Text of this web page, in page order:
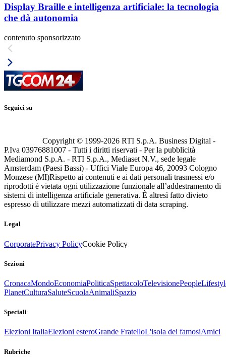
Display Braille e intelligenza artificiale: la tecnologia
che dà autonomia
contenuto sponsorizzato
Seguici su
Copyright © 1999-2026 RTI S.p.A. Business Digital -
P.Iva 03976881007 - Tutti i diritti riservati - Per la pubblicità
Mediamond S.p.A. - RTI S.p.A., Mediaset N.V., sede legale
Amsterdam (Paesi Bassi) - Uffici Viale Europa 46, 20093 Cologno
Monzese (MI)Rispetto ai contenuti e ai dati personali trasmessi e/o
riprodotti è vietata ogni utilizzazione funzionale all’addestramento di
sistemi di intelligenza artificiale generativa. È altresì fatto divieto
espresso di utilizzare mezzi automatizzati di data scraping.
Legal
CorporatePrivacy PolicyCookie Policy
Sezioni
CronacaMondoEconomiaPoliticaSpettacoloTelevisionePeople
PlanetCulturaSaluteScuolaAnimaliSpazio
Speciali
Elezioni ItaliaElezioni esteroGrande FratelloL'isola dei famosiAmici
Rubriche